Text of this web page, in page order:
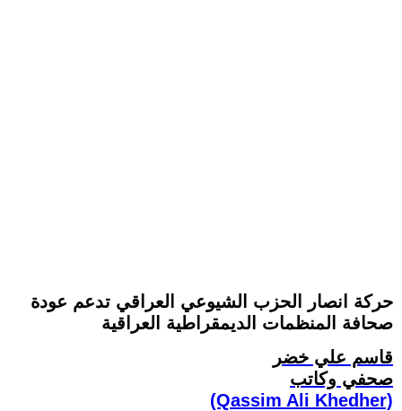
حركة انصار الحزب الشيوعي العراقي تدعم عودة
صحافة المنظمات الديمقراطية العراقية
قاسم علي خضر
صحفي وكاتب
(Qassim Ali Khedher)